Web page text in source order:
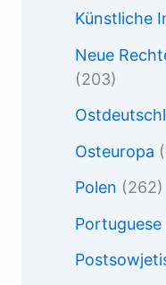
Künstliche
Neue
(203)
Osteuropa
Polen (262)
Portuguese